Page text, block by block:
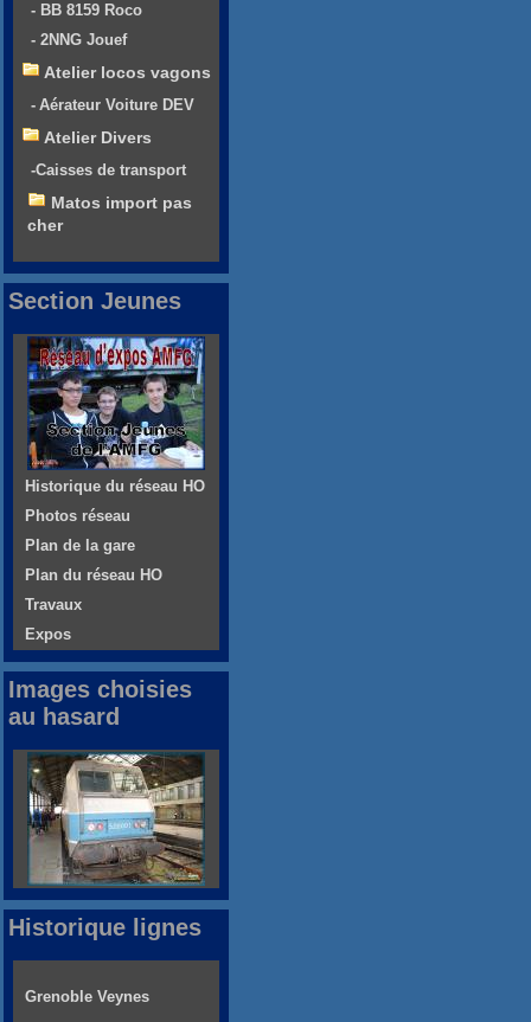
- BB 8159 Roco
- 2NNG Jouef
Atelier locos vagons
- Aérateur Voiture DEV
Atelier Divers
-Caisses de transport
Matos import pas
cher
Section Jeunes
Historique du réseau HO
Photos réseau
Plan de la gare
Plan du réseau HO
Travaux
Expos
Images choisies
au hasard
Historique lignes
Grenoble Veynes